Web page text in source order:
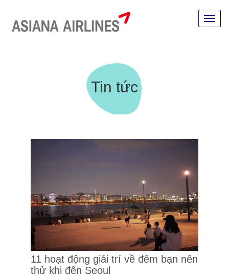
Tin tức
11 hoạt động giải trí về đêm bạn nên
thử khi đến Seoul